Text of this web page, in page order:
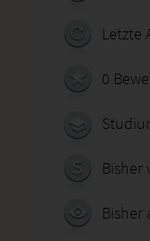
Letzte
0
Bisher
Bisher